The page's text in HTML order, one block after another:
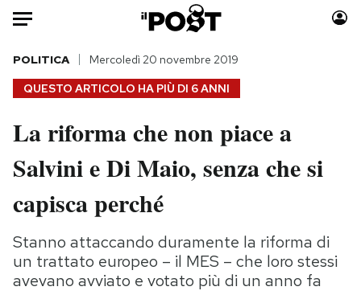
Auto
HOME
Italia
Politica
Tecnologia
Scienza
Moda
Consumismi
Media
Europa
QUESTO ARTICOLO HA PIÙ DI 6 ANNI
POLITICA Mercoledì 20 novembre 2019
La riforma che non piace a
Salvini e Di Maio, senza che si
capisca perché
Stanno attaccando duramente la riforma di
un trattato europeo – il MES – che loro stessi
avevano avviato e votato più di un anno fa